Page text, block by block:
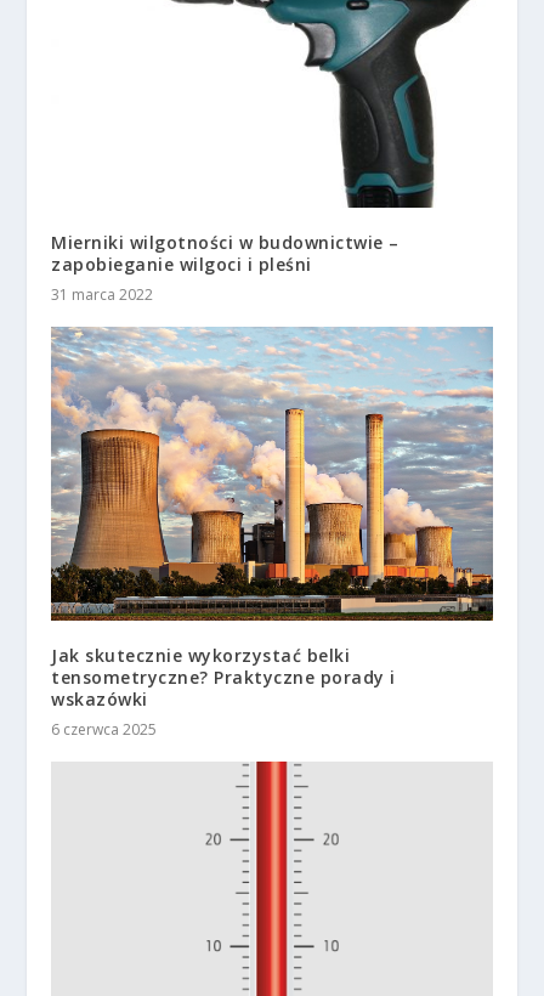
Mierniki wilgotności w budownictwie –
zapobieganie wilgoci i pleśni
31 marca 2022
Jak skutecznie wykorzystać belki
tensometryczne? Praktyczne porady i
wskazówki
6 czerwca 2025